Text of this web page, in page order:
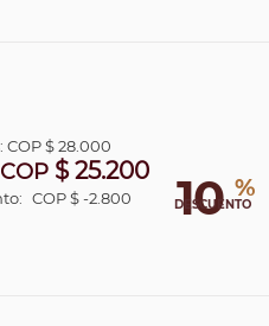
10 %
DESCUENTO
COP$ 28.000
COP $ 25.200
COP $ -2.800